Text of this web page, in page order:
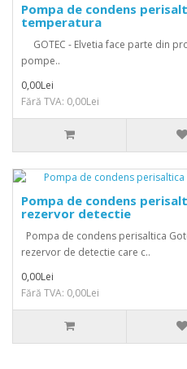
Pompa de condens
temperatura
GOTEC - Elvetia face parte din
pompe..
0,00Lei
Fără TVA: 0,00Lei
Pompa de condens
rezervor detectie
Pompa de condens perisaltica
rezervor de detectie care c..
0,00Lei
Fără TVA: 0,00Lei